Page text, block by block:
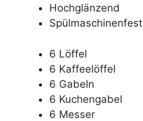
Hochglänzend
Spülmaschinenfest
6 Löffel
6 Kaffeelöffel
6 Gabeln
6 Kuchengabel
6 Messer